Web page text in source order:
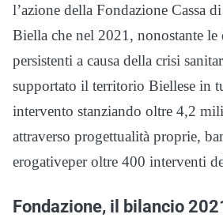
l’azione della Fondazione Cassa
Biella che nel 2021, nonostante
persistenti a causa della crisi
supportato il territorio Biellese in
intervento stanziando oltre 4,2
attraverso progettualità proprie,
erogativeper oltre 400 interventi
Fondazione, il bilancio